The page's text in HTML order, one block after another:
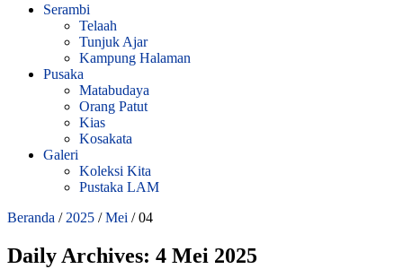
Serambi
Telaah
Tunjuk Ajar
Kampung Halaman
Pusaka
Matabudaya
Orang Patut
Kias
Kosakata
Galeri
Koleksi Kita
Pustaka LAM
Beranda / 2025 / Mei / 04
Daily Archives: 4 Mei 2025